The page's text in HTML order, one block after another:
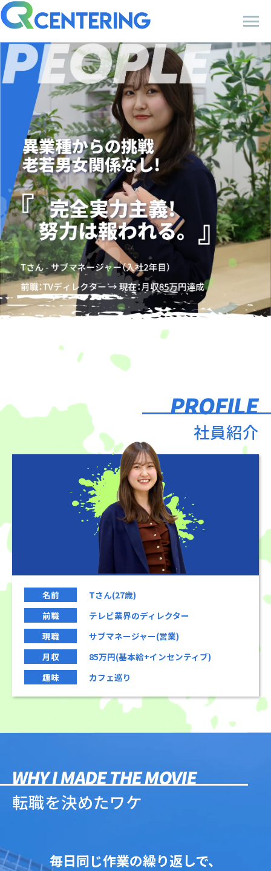
PROFILE
社員紹介
名前
Tさん(27歳)
前職
テレビ業界のディレクター
現職
サブマネージャー(営業)
月収
85万円(基本給+インセンティブ)
趣味
カフェ巡り
WHY I MADE THE MOVIE
転職を決めたワケ
毎日同じ作業の繰り返しで、